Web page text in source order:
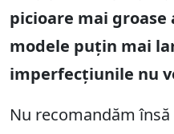
picioare mai
modele puțin mai
imperfecțiunile nu
Nu recomandăm